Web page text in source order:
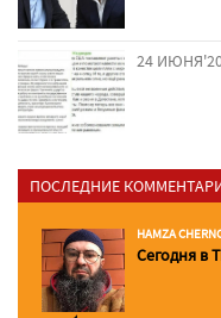
24
ПОСЛЕДНИЕ
HAMZA
Сегодня в